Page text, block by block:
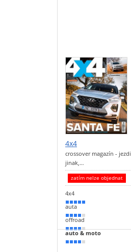
4x4
crossover magazín - jezdi
jinak,…
zatím nelze objednat
4x4
90 %
auta
80 %
offroad
80 %
auto & moto
70 %